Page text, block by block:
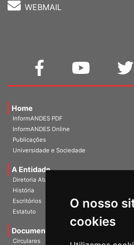
O nosso
cookies
WEBMAIL
Home
InformANDES PDF
InformANDES Online
Publicações
Universidade e Sociedade
A Entidade
Diretoria Atual
História
Escritórios
Estatuto
Documentos
Circulares